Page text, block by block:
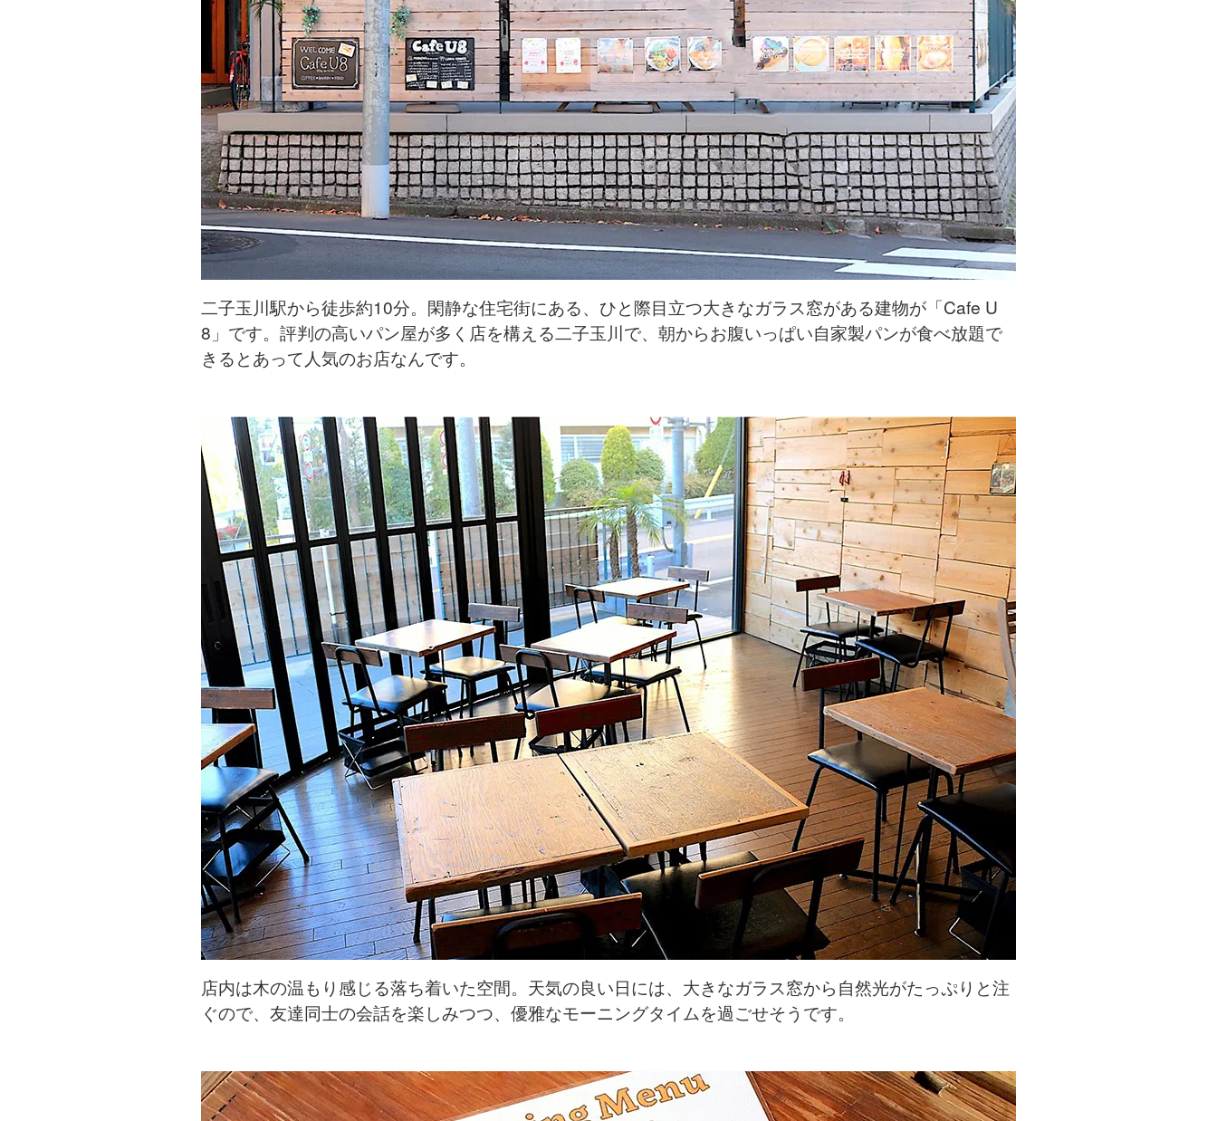
二子玉川駅から徒歩約10分。閑静な住宅街にある、ひと際目立つ大きなガラス窓がある建物が「Cafe U
8」です。評判の高いパン屋が多く店を構える二子玉川で、朝からお腹いっぱい自家製パンが食べ放題で
きるとあって人気のお店なんです。
店内は木の温もり感じる落ち着いた空間。天気の良い日には、大きなガラス窓から自然光がたっぷりと注
ぐので、友達同士の会話を楽しみつつ、優雅なモーニングタイムを過ごせそうです。